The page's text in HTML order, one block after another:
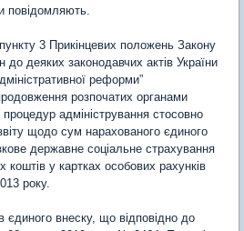
повідомляють.
3 Прикінцевих положень Закону
до деяких законодавчих актів України
реформи”
розпочатих органами
адміністрування стосовно
щодо сум нарахованого єдиного
державне соціальне страхування
коштів у картках особових рахунків
року.
єдиного внеску, що відповідно до